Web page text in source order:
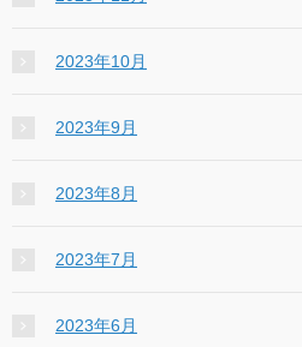
2023年10月
2023年9月
2023年8月
2023年7月
2023年6月